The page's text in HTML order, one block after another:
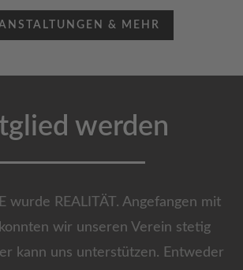
& MEHR
werden
wurde REALITÄT. Angefangen mit
wir unseren Verein stetig
kann uns unterstützen. Entweder